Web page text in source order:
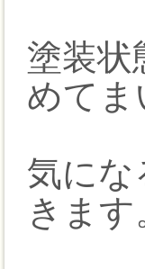
塗装状
めてま
気に
きます